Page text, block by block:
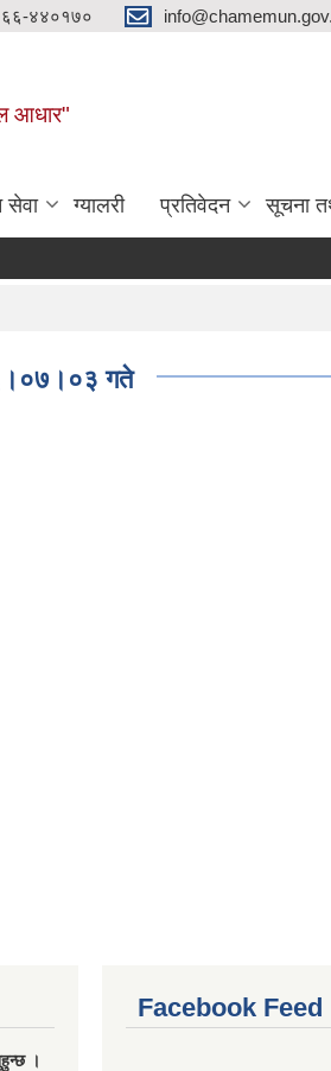
४४०१७०
आधार"
सेवा ग्यालरी प्रतिवेदन सूचना
गते
।
Facebook Feed